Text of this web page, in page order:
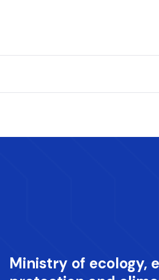
Ministry of ecology,